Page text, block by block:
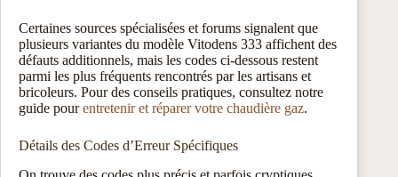
Certaines sources spécialisées et forums signalent que
plusieurs variantes du modèle Vitodens 333 affichent des
défauts additionnels, mais les codes ci‑dessous restent
parmi les plus fréquents rencontrés par les artisans et
bricoleurs. Pour des conseils pratiques, consultez notre
guide pourentretenir et réparer votre chaudière gaz.
Détails des Codes d’Erreur Spécifiques